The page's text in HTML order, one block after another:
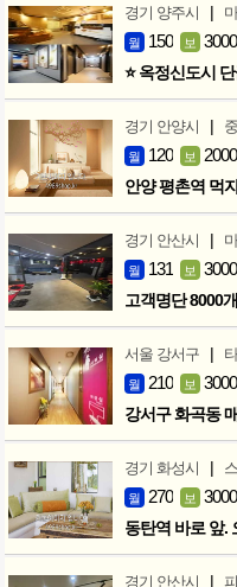
경기 양주시 |
월 150 보 3000
⭐ 옥정신도시
경기 안양시 |
월 120 보 2000
경기 안산시 |
월 131 보 3000
고객명단 8000
서울 강서구 |
월 210 보 3000
강서구 화곡동
경기 화성시 |
월 270 보 3000
동탄역 바로 앞.
경기 안산시 |